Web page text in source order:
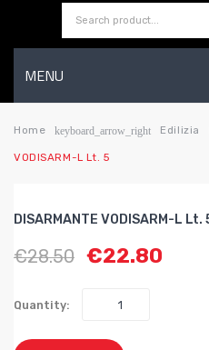
MENU
HOME
AZIENDA
Home keyboard_arrow_right Edilizia
VODISARM-L Lt. 5
DISARMANTE VODISARM-L Lt.
€28.50 €22.80
Quantity: